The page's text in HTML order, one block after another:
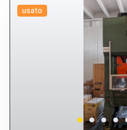
usato